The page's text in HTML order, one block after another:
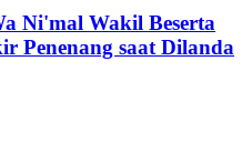
Ni'mal Wakil Beserta
Penenang saat Dilanda